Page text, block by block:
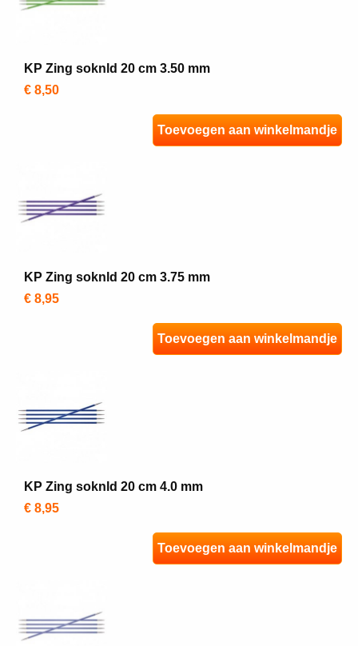
KP Zing soknld 20 cm 3.50 mm
€ 8,50
Toevoegen aan winkelmandje
KP Zing soknld 20 cm 3.75 mm
€ 8,95
Toevoegen aan winkelmandje
KP Zing soknld 20 cm 4.0 mm
€ 8,95
Toevoegen aan winkelmandje